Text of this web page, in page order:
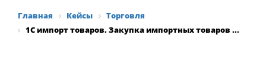
Главная Кейсы
Торговля
1С импорт товаров. Закупка импортных товаров ...